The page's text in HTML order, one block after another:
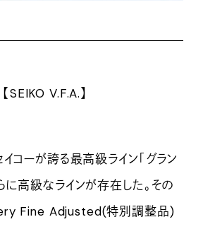
【SEIKO V.F.A.】
コーが誇る最高級ライン「グラン
に高級なラインが存在した。その
Very Fine Adjusted(特別調整品)